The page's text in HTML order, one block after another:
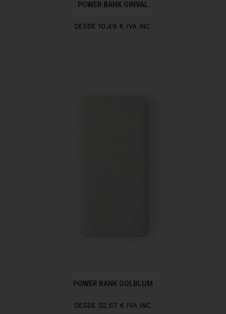
POWER BANK GINVAL
DESDE 10,49 € IVA INC.
POWER BANK GOLBLUM
DESDE 32,67 € IVA INC.